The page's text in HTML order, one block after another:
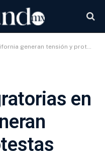
generan tensión y protestas
en